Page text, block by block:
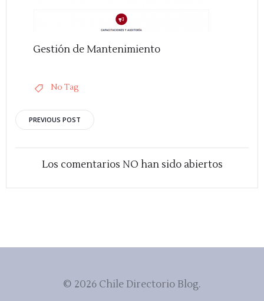
Gestión de Mantenimiento
No Tag
Navegación
de
entradas
PREVIOUS POST
Los comentarios NO han sido abiertos
© 2026 Chile Directorio Blog.